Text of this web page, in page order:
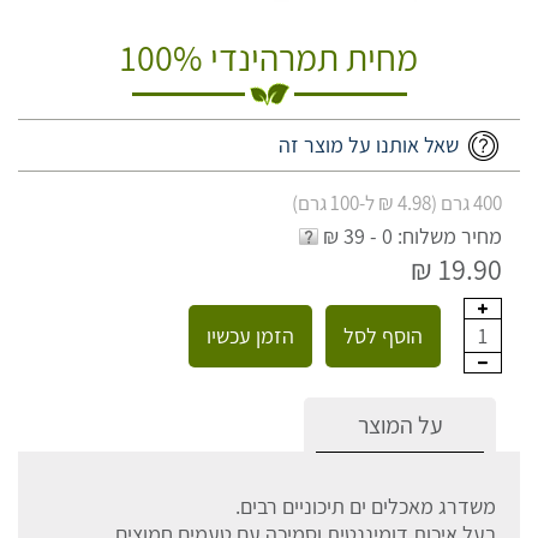
מחית תמרהינדי 100%
שאל אותנו על מוצר זה
400 גרם (4.98 ₪ ל-100 גרם)
מחיר משלוח: 0 - 39 ₪
19.90 ₪
1 הוסף לסל הזמן עכשיו
על המוצר
משדרג מאכלים ים תיכוניים רבים.